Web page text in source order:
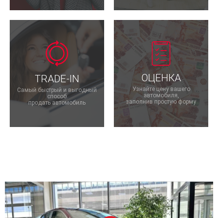
TRADE-IN
Самый быстрый и выгодный
способ
продать автомобиль
ОЦЕНКА
Узнайте цену вашего
автомобиля,
заполнив простую форму